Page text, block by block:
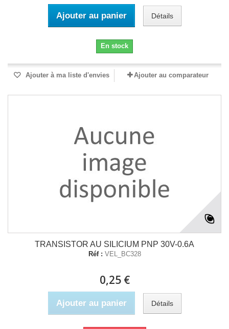
Ajouter au panier Détails
En stock
Ajouter à ma liste d'envies Ajouter au comparateur
TRANSISTOR AU SILICIUM PNP 30V-0.6A
Réf : VEL_BC328
0,25 €
Ajouter au panier Détails